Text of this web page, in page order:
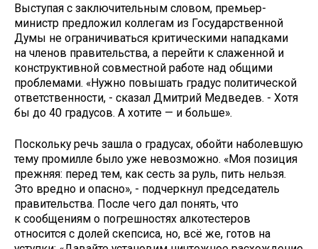
Выступая с заключительным словом, премьер-
министр предложил коллегам из Государственной
Думы не ограничиваться критическими нападками
на членов правительства, а перейти к слаженной и
конструктивной совместной работе над общими
проблемами. «Нужно повышать градус политической
ответственности, - сказал Дмитрий Медведев. - Хотя
бы до 40 градусов. А хотите — и больше».
Поскольку речь зашла о градусах, обойти наболевшую
тему промилле было уже невозможно. «Моя позиция
прежняя: перед тем, как сесть за руль, пить нельзя.
Это вредно и опасно», - подчеркнул председатель
правительства. После чего дал понять, что
к сообщениям о погрешностях алкотестеров
относится с долей скепсиса, но, всё же, готов на